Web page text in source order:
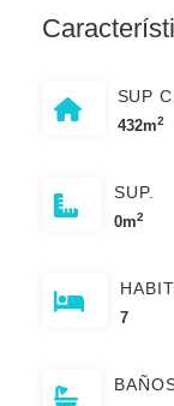
SUP
432m2
SUP.
0m2
7